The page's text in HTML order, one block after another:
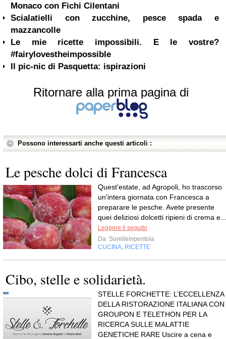
Monaco con Fichi Cilentani
Scialatielli con zucchine, pesce spada e
mazzancolle
Le mie ricette impossibili. E le vostre?
#fairylovestheimpossible
Il pic-nic di Pasquetta: ispirazioni
Ritornare alla prima pagina di
Possono interessarti anche questi articoli :
Le pesche dolci di Francesca
Quest'estate, ad Agropoli, ho trascorso
un'intera giornata con Francesca a
preparare le pesche. Avete presente
quei deliziosi dolcetti ripieni di crema e...
Leggere il seguito
Da Sorelleinpentola
CUCINA RICETTE
Cibo, stelle e solidarietà.
STELLE FORCHETTE: L’ECCELLENZA
DELLA RISTORAZIONE ITALIANA CON
GROUPON E TELETHON PER LA
RICERCA SULLE MALATTIE
GENETICHE RARE Uscire a cena e